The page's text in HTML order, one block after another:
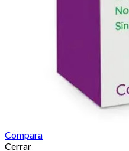
Compara
Cerrar